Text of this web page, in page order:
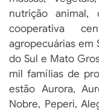
nutrição
cooperativa
agropecuárias em
do Sul e Mato
mil famílias de
estão Aurora,
Nobre, Peperi,